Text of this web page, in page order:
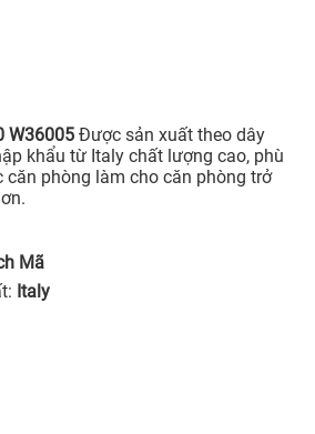
W36005 Được sản xuất theo dây
khẩu từ Italy chất lượng cao, phù
căn phòng làm cho căn phòng trở
Mã
Italy